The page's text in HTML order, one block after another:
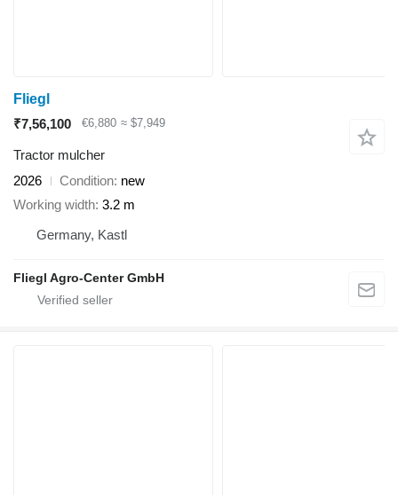
Fliegl
₹7,56,100
€6,880 ≈ $7,949
Tractor mulcher
2026
Condition new
Working width 3.2 m
Germany, Kastl
Fliegl Agro-Center GmbH